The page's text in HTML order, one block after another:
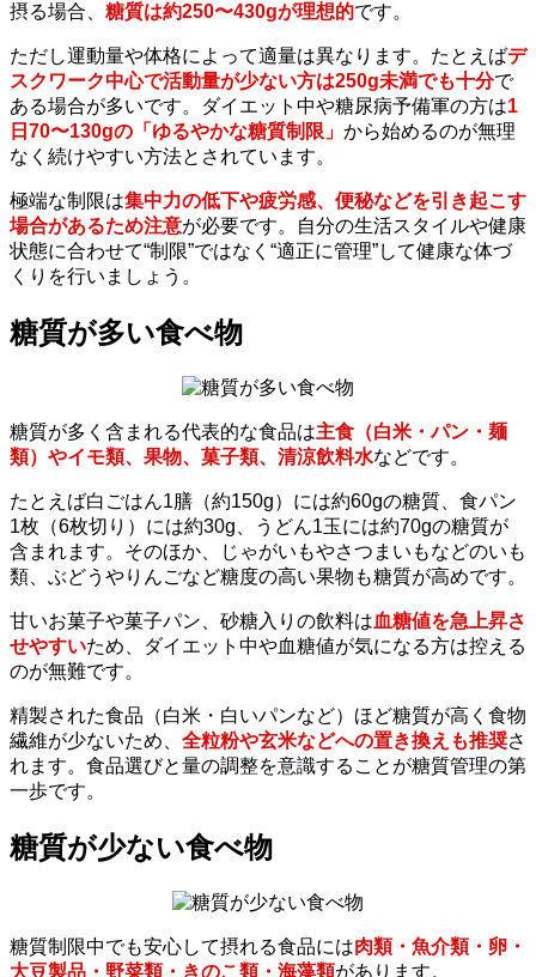
摂る場合、 糖質は約250〜430gが理想的です。
ただし運動量や体格によって適量は異なります。たとえばデ
スクワーク中心で活動量が少ない方は250g未満でも十分で
ある場合が多いです。ダイエット中や糖尿病予備軍の方は1
日70〜130gの「ゆるやかな糖質制限」 から始めるのが無理
なく続けやすい方法とされています。
極端な制限は集中力の低下や疲労感、便秘などを引き起こす
場合があるため注意が必要です。自分の生活スタイルや健康
状態に合わせて“制限”ではなく“適正に管理”して健康な体づ
くりを行いましょう。
糖質が多い食べ物
糖質が多く含まれる代表的な食品は主食（白米・パン・麺
類）やイモ類、果物、菓子類、清涼飲料水などです。
たとえば白ごはん1膳（約150g）には約60gの糖質、食パン
1枚（6枚切り）には約30g、うどん1玉には約70gの糖質が
含まれます。そのほか、じゃがいもやさつまいもなどのいも
類、ぶどうやりんごなど糖度の高い果物も糖質が高めです。
甘いお菓子や菓子パン、砂糖入りの飲料は血糖値を急上昇さ
せやすいため、ダイエット中や血糖値が気になる方は控える
のが無難です。
精製された食品（白米・白いパンなど）ほど糖質が高く食物
繊維が少ないため、 全粒粉や玄米などへの置き換えも推奨さ
れます。食品選びと量の調整を意識することが糖質管理の第
一歩です。
糖質が少ない食べ物
糖質制限中でも安心して摂れる食品には肉類・魚介類・卵・
大豆製品・野菜類・きのこ類・海藻類があります。